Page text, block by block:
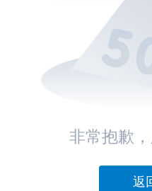
非常抱歉
返